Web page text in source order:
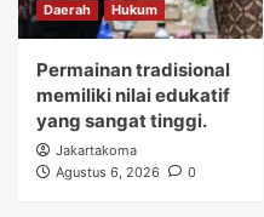
Daerah Hukum
Permainan tradisional
memiliki nilai edukatif
yang sangat tinggi.
Jakartakoma
Agustus 6, 2026
0